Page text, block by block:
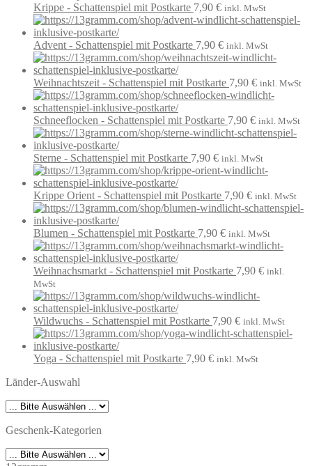
Krippe - Schattenspiel mit Postkarte 7,90 € inkl. MwSt
Advent - Schattenspiel mit Postkarte 7,90 € inkl. MwSt
Weihnachtszeit - Schattenspiel mit Postkarte 7,90 € inkl. MwSt
Schneeflocken - Schattenspiel mit Postkarte 7,90 € inkl. MwSt
Sterne - Schattenspiel mit Postkarte 7,90 € inkl. MwSt
Krippe Orient - Schattenspiel mit Postkarte 7,90 € inkl. MwSt
Blumen - Schattenspiel mit Postkarte 7,90 € inkl. MwSt
Weihnachsmarkt - Schattenspiel mit Postkarte 7,90 € inkl.
MwSt
Wildwuchs - Schattenspiel mit Postkarte 7,90 € inkl. MwSt
Yoga - Schattenspiel mit Postkarte 7,90 € inkl. MwSt
Länder-Auswahl
Geschenk-Kategorien